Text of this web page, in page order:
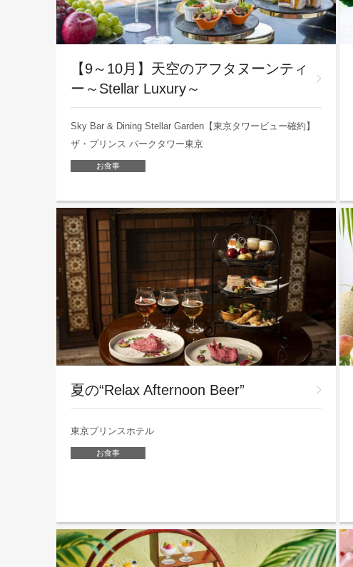
【9～10月】天空のアフタヌーンティ
ー～Stellar Luxury～
Sky Bar & Dining Stellar Garden【東京タワービュー確約】
ザ・プリンス パークタワー東京
お食事
夏の“Relax Afternoon Beer”
東京プリンスホテル
お食事